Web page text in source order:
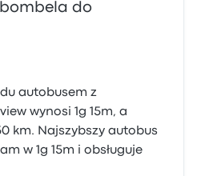
do
autobusem z
wynosi 1g 15m, a
km. Najszybszy autobus
w 1g 15m i obsługuje